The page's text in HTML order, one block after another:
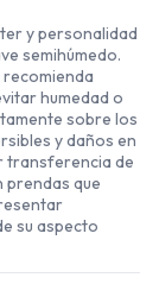
y personalidad
semihúmedo.
humedad o
sobre los
y daños en
transferencia de
prendas que
su aspecto